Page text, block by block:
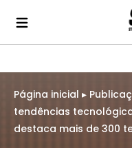
Página inicial ▸
tendências
destaca mais de 300